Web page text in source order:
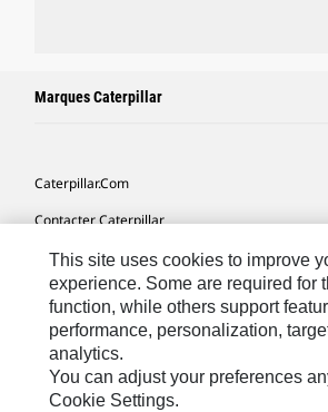
Marques Caterpillar
Caterpillar.com
Contacter Caterpillar
Mes Préférences Marketing
Plan Du Site
Cookie Settings
Mentions Légales
Confidentialité
This site uses cookies to improve
experience. Some are required for
function, while others support
performance, personalization,
analytics.
You can adjust your preferences
Cookie Settings.